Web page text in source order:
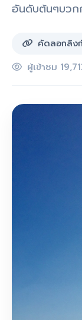
อันดับต้นๆบวก
คัดลอกลิง
ผู้เข้าชม